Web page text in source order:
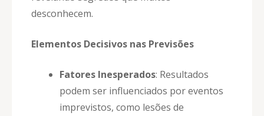
desconhecem.
Elementos Decisivos nas Previsões
Fatores Inesperados: Resultados
podem ser influenciados por eventos
imprevistos, como lesões de